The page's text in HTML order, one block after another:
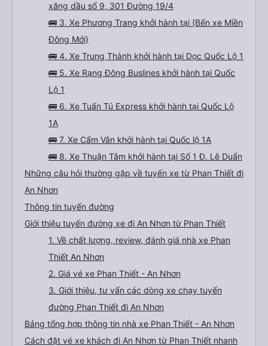
xăng dầu số 9, 301 Đường 19/4
🚌 3. Xe Phương Trang khởi hành tại (Bến xe Miền
Đông Mới)
🚌 4. Xe Trung Thành khởi hành tại Dọc Quốc Lộ 1
🚌 5. Xe Rạng Đông Buslines khởi hành tại Quốc
Lộ 1
🚌 6. Xe Tuấn Tú Express khởi hành tại Quốc Lộ
1A
🚌 7. Xe Cẩm Vân khởi hành tại Quốc lộ 1A
🚌 8. Xe Thuận Tâm khởi hành tại Số 1 Đ. Lê Duẩn
Những câu hỏi thường gặp về tuyến xe từ Phan Thiết đi
An Nhơn
Thông tin tuyến đường
Giới thiệu tuyến đường xe đi An Nhơn từ Phan Thiết
1. Về chất lượng, review, đánh giá nhà xe Phan
Thiết An Nhơn
2. Giá vé xe Phan Thiết - An Nhơn
3. Giới thiệu, tư vấn các dòng xe chạy tuyến
đường Phan Thiết đi An Nhơn
Bảng tổng hợp thông tin nhà xe Phan Thiết - An Nhơn
Cách đặt vé xe khách đi An Nhơn từ Phan Thiết nhanh